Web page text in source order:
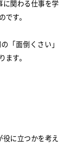
に関わる仕事を学
す。
「面倒くさい」
す。
に立つかを考え